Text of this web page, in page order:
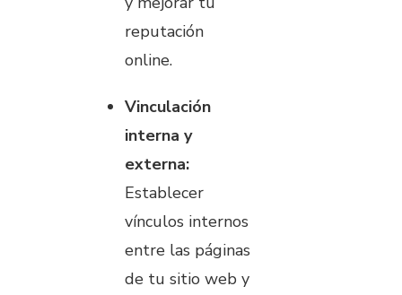
reputación
online.
Vinculación
interna y
externa:
Establecer
vínculos internos
entre las páginas
de tu sitio web y